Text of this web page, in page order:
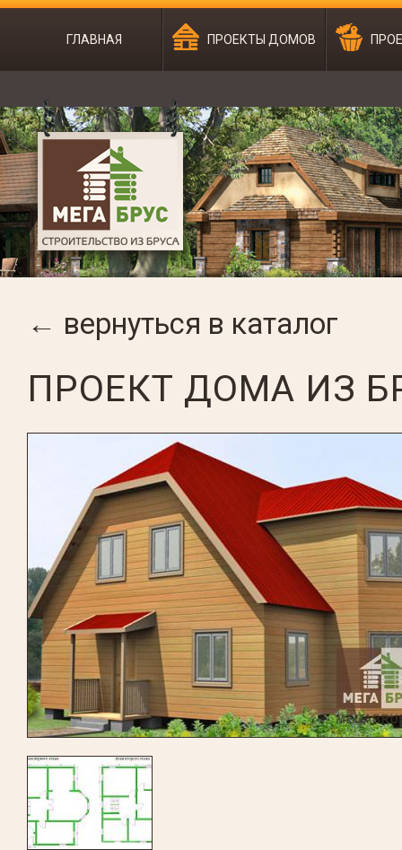
ГЛАВНАЯ ПРОЕКТЫ ДОМОВ
← вернуться в каталог
ПРОЕКТ ДОМА ИЗ